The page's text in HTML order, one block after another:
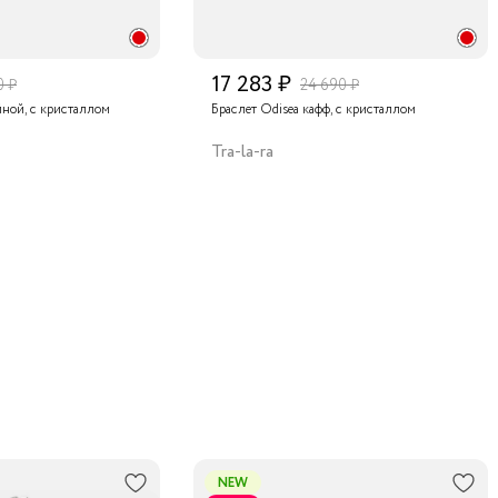
₽
с кристаллом
17 283 ₽ 24 690 ₽
Браслет Odisea кафф, с кристаллом
Tra-la-ra
NEW